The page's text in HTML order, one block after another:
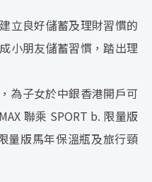
立良好儲蓄及理財習慣的
小朋友儲蓄習慣，踏出理
為子女於中銀香港開戶可
聯乘 SPORT b. 限量版
量版馬年保溫瓶及旅行頸